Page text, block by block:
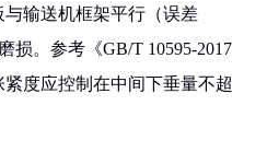
输送机框架平行（误差
损。参考《GB/T 10595-2017
度应控制在中间下垂量不超